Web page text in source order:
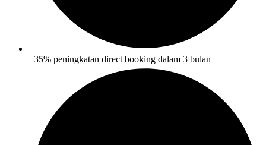
+35% peningkatan direct booking dalam 3 bulan